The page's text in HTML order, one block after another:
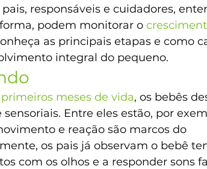
responsáveis e cuidadores,
podem monitorar o
as principais etapas e como
integral do pequeno.
primeiros meses de vida, os bebês
Entre eles estão, por
e reação são marcos do
os pais já observam o bebê
com os olhos e a responder sons